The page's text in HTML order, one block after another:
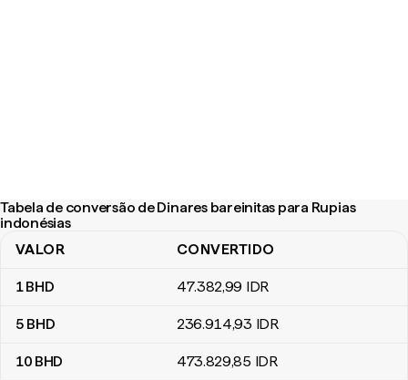
Tabela de conversão de Dinares bareinitas para Rupias
indonésias
Tabela de conversão de Dinares bareinitas para Rupias
VALOR CONVERTIDO
1BHD 47.382,99 IDR
5 BHD 236.914,93 IDR
10 BHD 473.829,85 IDR